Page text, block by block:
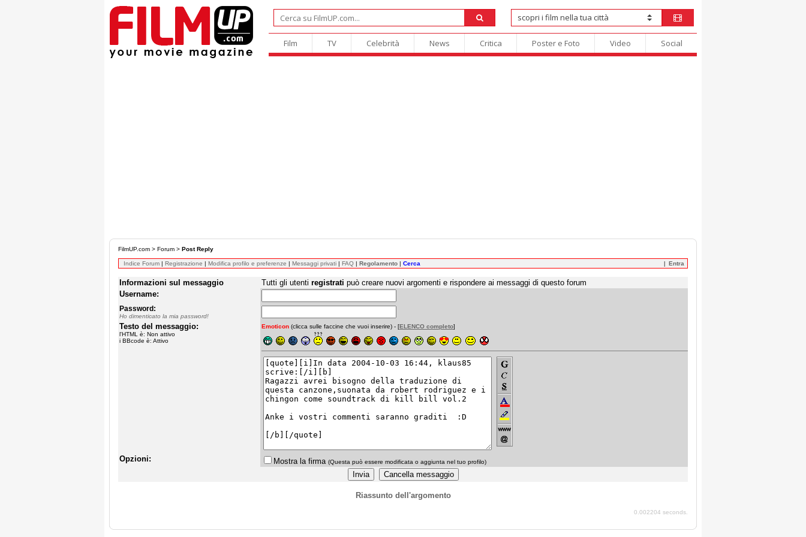
Film TV Celebrità News Critica Poster e Foto Video Social
FilmUP.com > Forum > Post Reply
Indice Forum | Registrazione | Modifica profilo e preferenze | Messaggi privati | FAQ | Regolamento | Cerca Entra
Informazioni sul messaggio Tutti gli utenti registrati può creare nuovi argomenti e rispondere ai messaggi di questo forum
Username:
Password:
Ho dimenticato la mia password!
Testo del messaggio:
l'HTML è: Non attivo
i BBcode è: Attivo
Emoticon (clicca sulle faccine che vuoi inserire) - [ELENCO completo]
Opzioni: Mostra la firma (Questa può essere modificata o aggiunta nel tuo profilo)
Riassunto dell'argomento
0.002204 seconds.